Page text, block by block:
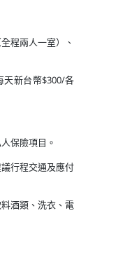
程兩人一室）、
天新台幣$300/各
保險項目。
行程交通及應付
酒類、洗衣、電